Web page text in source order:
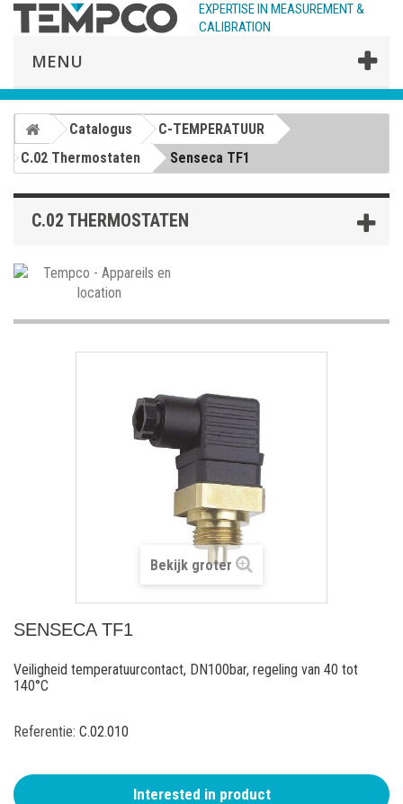
EXPERTISE IN MEASUREMENT &
CALIBRATION
MENU
Catalogus
C-TEMPERATUUR
C.02 Thermostaten
Senseca TF1
C.02 THERMOSTATEN
Bekijk groter
SENSECA TF1
Veiligheid temperatuurcontact, DN100bar, regeling van 40 tot
140°C
Referentie: C.02.010
Interested in product